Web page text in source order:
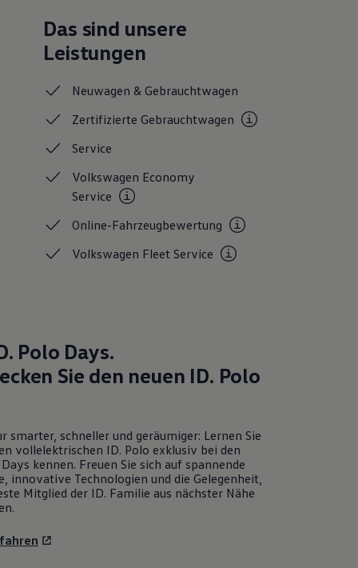
Das sind unsere
Leistungen
Neuwagen &Gebrauchtwagen
ZertifizierteGebrauchtwagen
Service
Volkswagen Economy
Service
Online-Fahrzeugbewertung
Volkswagen FleetService
Polo Days.
Sie den neuen ID. Polo
smarter, schneller und geräumiger: Lernen Sie
vollelektrischen ID. Polo exklusiv bei den
kennen. Freuen Sie sich auf spannende
innovative Technologien und die Gelegenheit,
Mitglied der ID. Familie aus nächster Nähe